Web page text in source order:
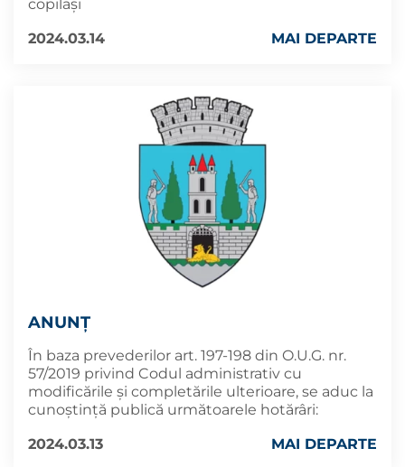
copilași
2024.03.14
MAI DEPARTE
ANUNȚ
În baza prevederilor art. 197-198 din O.U.G. nr.
57/2019 privind Codul administrativ cu
modificările și completările ulterioare, se aduc la
cunoştinţă publică următoarele hotărâri:
2024.03.13
MAI DEPARTE